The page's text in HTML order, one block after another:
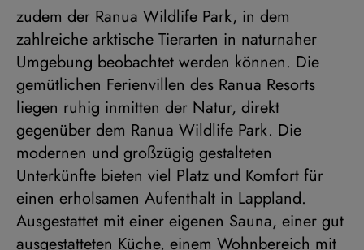
zudem der Ranua Wildlife Park, in dem
zahlreiche arktische Tierarten in naturnaher
Umgebung beobachtet werden können. Die
gemütlichen Ferienvillen des Ranua Resorts
liegen ruhig inmitten der Natur, direkt
gegenüber dem Ranua Wildlife Park. Die
modernen und großzügig gestalteten
Unterkünfte bieten viel Platz und Komfort für
einen erholsamen Aufenthalt in Lappland.
Ausgestattet mit einer eigenen Sauna, einer gut
ausgestatteten Küche, einem Wohnbereich mit